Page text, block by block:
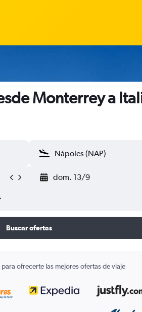
Monterrey a
dom. 13/9
Buscar ofertas
ofrecerte las mejores ofertas de viaje